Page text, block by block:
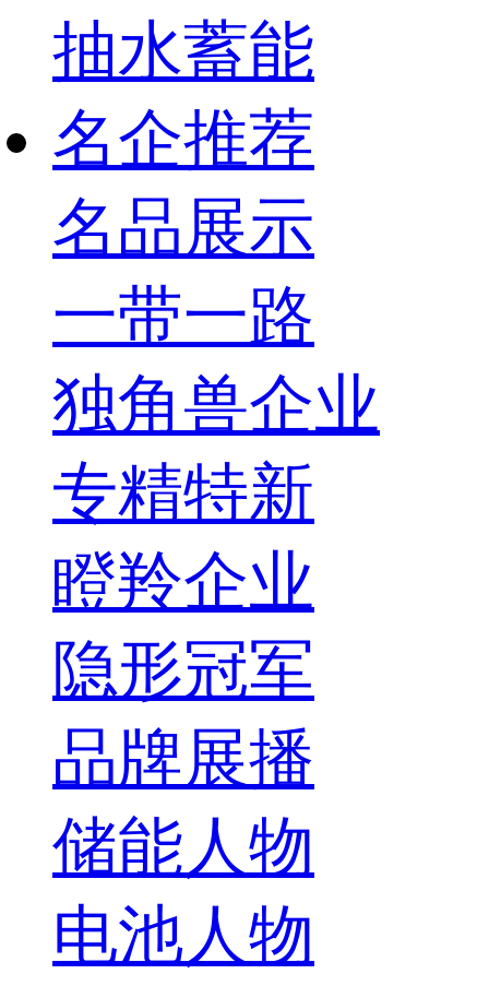
抽水蓄能
名企推荐
名品展示
一带一路
独角兽企业
专精特新
瞪羚企业
隐形冠军
品牌展播
储能人物
电池人物